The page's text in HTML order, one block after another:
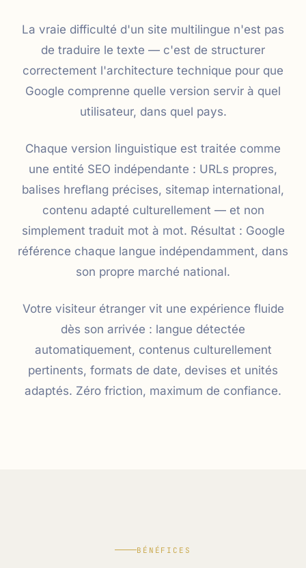
La vraie difficulté d'un site multilingue n'est pas
de traduire le texte — c'est de structurer
correctement l'architecture technique pour que
Google comprenne quelle version servir à quel
utilisateur, dans quel pays.
Chaque version linguistique est traitée comme
une entité SEO indépendante : URLs propres,
balises hreflang précises, sitemap international,
contenu adapté culturellement — et non
simplement traduit mot à mot. Résultat : Google
référence chaque langue indépendamment, dans
son propre marché national.
Votre visiteur étranger vit une expérience fluide
dès son arrivée : langue détectée
automatiquement, contenus culturellement
pertinents, formats de date, devises et unités
adaptés. Zéro friction, maximum de confiance.
BÉNÉFICES